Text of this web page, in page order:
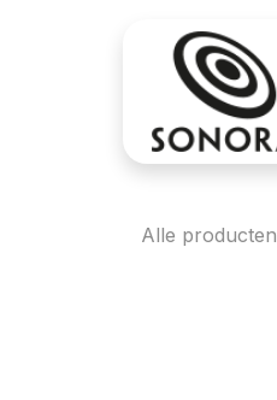
Alle producten